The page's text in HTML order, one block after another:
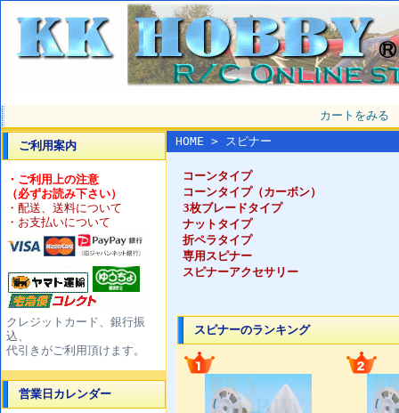
カートをみる
ご利用案内
・ご利用上の注意
（必ずお読み下さい）
・配送、送料について
・お支払いについて
クレジットカード、銀行振
込、
代引きがご利用頂けます。
営業日カレンダー
HOME > スピナー
コーンタイプ
コーンタイプ（カーボン）
3枚ブレードタイプ
ナットタイプ
折ペラタイプ
専用スピナー
スピナーアクセサリー
スピナーのランキング